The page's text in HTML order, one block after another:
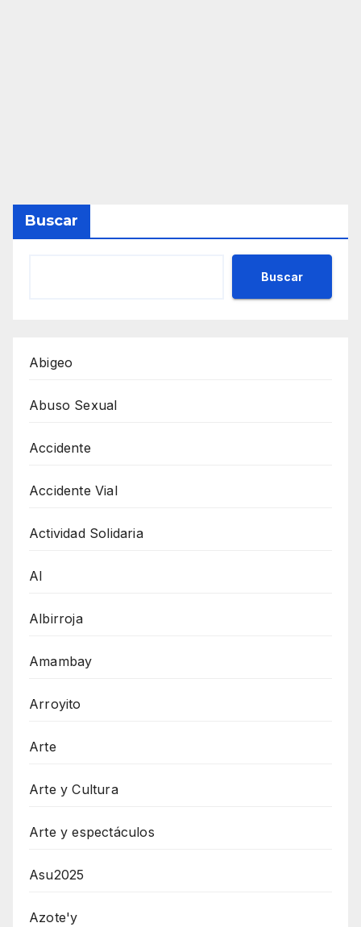
Buscar
Buscar
Abigeo
Abuso Sexual
Accidente
Accidente Vial
Actividad Solidaria
AI
Albirroja
Amambay
Arroyito
Arte
Arte y Cultura
Arte y espectáculos
Asu2025
Azote'y